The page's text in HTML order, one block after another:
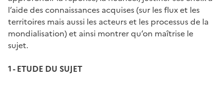
l’aide des connaissances acquises (sur les flux et les
territoires mais aussi les acteurs et les processus de la
mondialisation) et ainsi montrer qu’on maîtrise le
sujet.
1 - ETUDE DU SUJET